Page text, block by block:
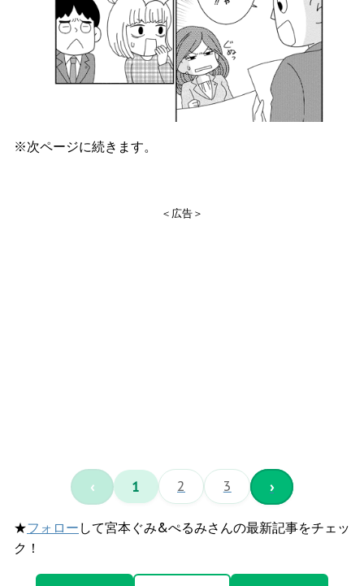
※次ページに続きます。
＜広告＞
‹ 1 2 3 ›
★フォロー して宮本ぐみ&ぺるみさんの最新記事をチェッ
ク！